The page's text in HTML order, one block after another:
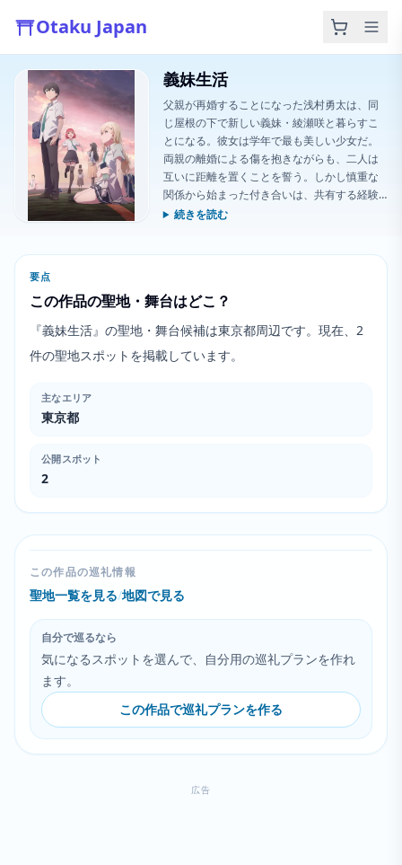
Otaku Japan
義妹生活
父親が再婚することになった浅村勇太は、同
じ屋根の下で新しい義妹・綾瀬咲と暮らすこ
とになる。彼女は学年で最も美しい少女だ。
両親の離婚による傷を抱きながらも、二人は
互いに距離を置くことを誓う。しかし慎重な
関係から始まった付き合いは、共有する経験
を通じて次第に深い絆へと変わっていく。そ
続きを読む
要点
この作品の聖地・舞台はどこ？
『義妹生活』の聖地・舞台候補は東京都周辺です。現在、2
件の聖地スポットを掲載しています。
主なエリア
東京都
公開スポット
2
この作品の巡礼情報
聖地一覧を見る/地図で見る
自分で巡るなら
気になるスポットを選んで、自分用の巡礼プランを作れ
ます。
この作品で巡礼プランを作る
広告